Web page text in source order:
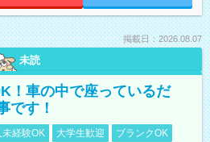
掲載日：2026.08.07
未読
！車の中で座っているだ
です！
未経験OK 大学生歓迎
ブランクOK